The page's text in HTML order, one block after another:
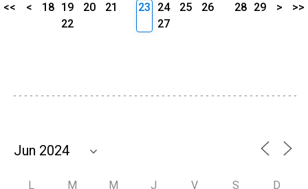
<< < 18 19 20
21
22
23 24 25
26
27
28 29 > >>
L M M J V S D